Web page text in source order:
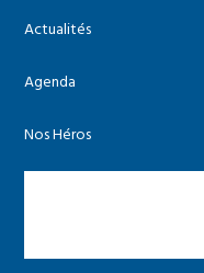
Actualités
Agenda
Nos Héros